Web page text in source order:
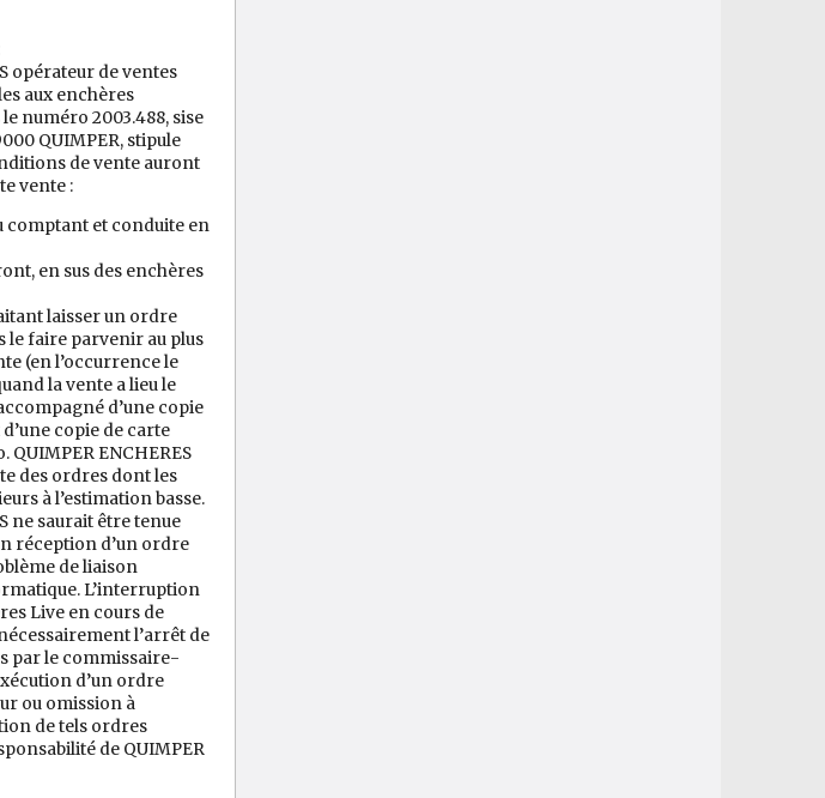
opérateur de ventes
aux enchères
numéro 2003.488, sise
QUIMPER, stipule
de vente auront
vente :
comptant et conduite en
en sus des enchères
laisser un ordre
le faire parvenir au plus
(en l’occurrence le
la vente a lieu le
d’une copie
copie de carte
ENCHERES
des ordres dont les
à l’estimation basse.
ne saurait être tenue
réception d’un ordre
de liaison
L’interruption
Live en cours de
l’arrêt de
par le commissaire-
d’un ordre
ou omission à
de tels ordres
de QUIMPER